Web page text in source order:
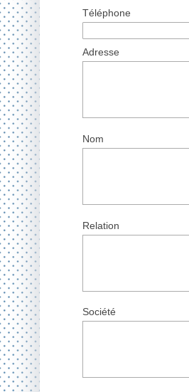
Téléphone
Adresse
Nom
Relation
Société